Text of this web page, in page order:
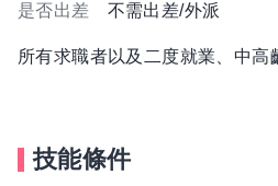
是否出差 不需出差/外派
所有求職者以及二度就業、中高
技能條件